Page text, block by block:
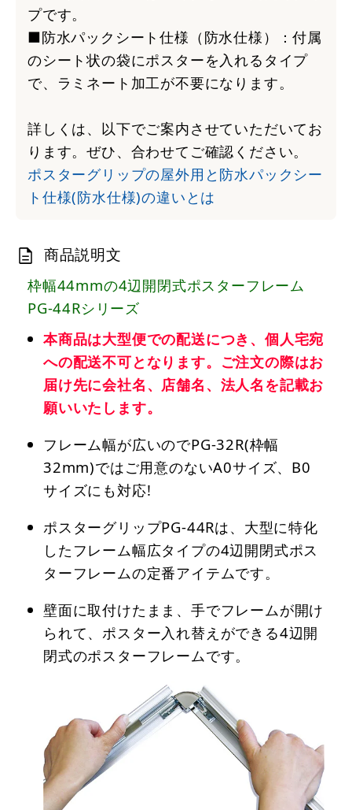
プです。
■防水パックシート仕様（防水仕様）：付属
のシート状の袋にポスターを入れるタイプ
で、ラミネート加工が不要になります。
詳しくは、以下でご案内させていただいてお
ります。ぜひ、合わせてご確認ください。
ポスターグリップの屋外用と防水パックシー
ト仕様(防水仕様)の違いとは
商品説明文
枠幅44mmの4辺開閉式ポスターフレーム
PG-44Rシリーズ
本商品は大型便での配送につき、個人宅宛
への配送不可となります。ご注文の際はお
届け先に会社名、店舗名、法人名を記載お
願いいたします。
フレーム幅が広いのでPG-32R(枠幅
32mm)ではご用意のないA0サイズ、B0
サイズにも対応!
ポスターグリップPG-44Rは、大型に特化
したフレーム幅広タイプの4辺開閉式ポス
ターフレームの定番アイテムです。
壁面に取付けたまま、手でフレームが開け
られて、ポスター入れ替えができる4辺開
閉式のポスターフレームです。